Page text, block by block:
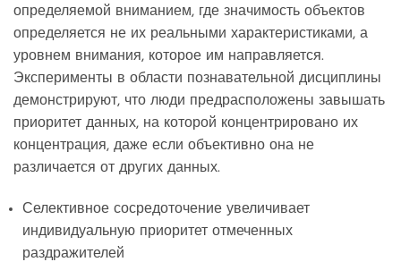
определяемой вниманием, где значимость объектов
определяется не их реальными характеристиками, а
уровнем внимания, которое им направляется.
Эксперименты в области познавательной дисциплины
демонстрируют, что люди предрасположены завышать
приоритет данных, на которой концентрировано их
концентрация, даже если объективно она не
различается от других данных.
Селективное сосредоточение увеличивает
индивидуальную приоритет отмеченных
раздражителей